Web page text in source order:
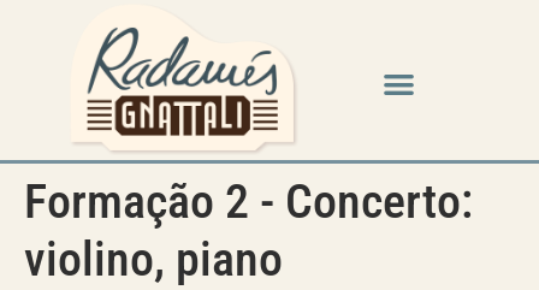
Formação 2 - Concerto:
violino, piano